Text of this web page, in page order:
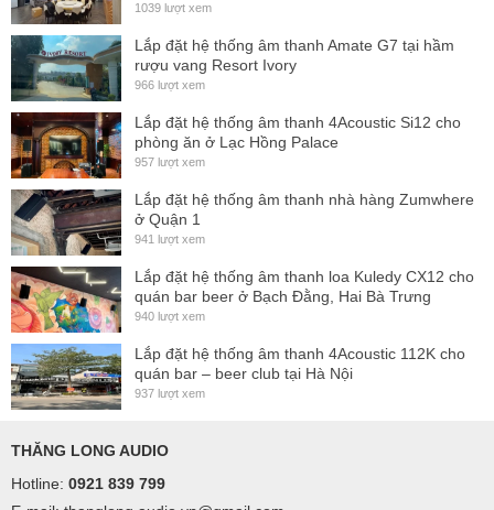
1039 lượt xem
Lắp đặt hệ thống âm thanh Amate G7 tại hầm
rượu vang Resort Ivory
966 lượt xem
Lắp đặt hệ thống âm thanh 4Acoustic Si12 cho
phòng ăn ở Lạc Hồng Palace
957 lượt xem
Lắp đặt hệ thống âm thanh nhà hàng Zumwhere
ở Quận 1
941 lượt xem
Lắp đặt hệ thống âm thanh loa Kuledy CX12 cho
quán bar beer ở Bạch Đằng, Hai Bà Trưng
940 lượt xem
Lắp đặt hệ thống âm thanh 4Acoustic 112K cho
quán bar – beer club tại Hà Nội
937 lượt xem
THĂNG LONG AUDIO
Hotline: 0921 839 799